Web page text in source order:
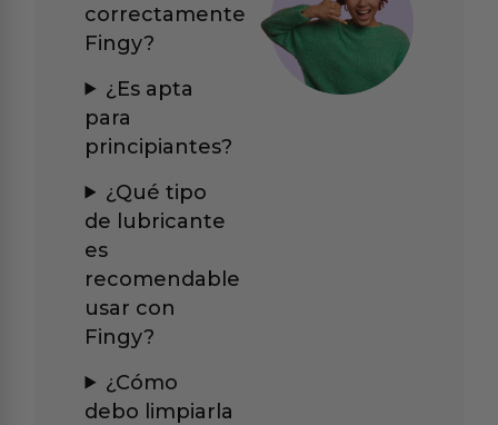
correctamente
Fingy?
¿Es apta
para
principiantes?
¿Qué tipo
de lubricante
es
recomendable
usar con
Fingy?
¿Cómo
debo limpiarla